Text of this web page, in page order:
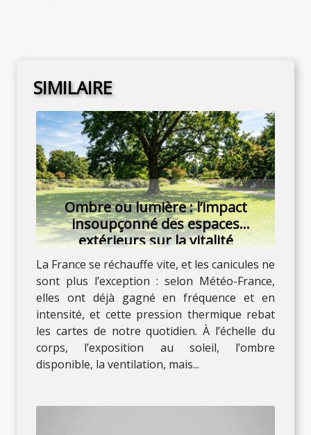
SIMILAIRE
Ombre ou lumière : l’impact
insoupçonné des espaces
extérieurs sur la vitalité
La France se réchauffe vite, et les canicules ne
sont plus l’exception : selon Météo-France,
elles ont déjà gagné en fréquence et en
intensité, et cette pression thermique rebat
les cartes de notre quotidien. À l’échelle du
corps, l’exposition au soleil, l’ombre
disponible, la ventilation, mais...